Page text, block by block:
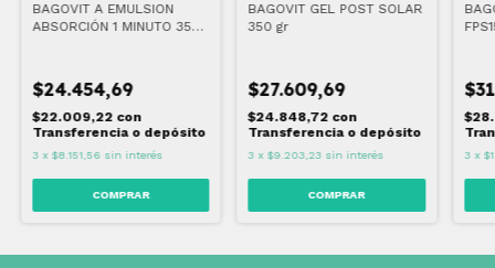
BAGOVIT A EMULSION
ABSORCIÓN 1 MINUTO 350
$24.454,69
$22.009,22 con
Transferencia o depósito
3 x $8.151,56 sin interés
BAGOVIT GEL POST SOLAR
350 gr
$27.609,69
$24.848,72 con
Transferencia o depósito
3 x $9.203,23 sin interés 3 x